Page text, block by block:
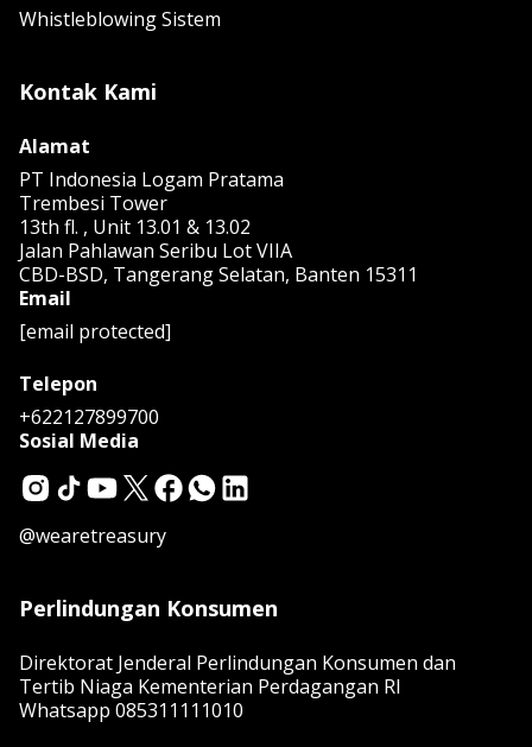
Whistleblowing Sistem
Kontak Kami
Alamat
PT Indonesia Logam Pratama
Trembesi Tower
13th fl. , Unit 13.01 & 13.02
Jalan Pahlawan Seribu Lot VIIA
CBD-BSD, Tangerang Selatan, Banten 15311
Email
[email protected]
Telepon
+622127899700
Sosial Media
@wearetreasury
Perlindungan Konsumen
Direktorat Jenderal Perlindungan Konsumen dan
Tertib Niaga Kementerian Perdagangan RI
Whatsapp 085311111010